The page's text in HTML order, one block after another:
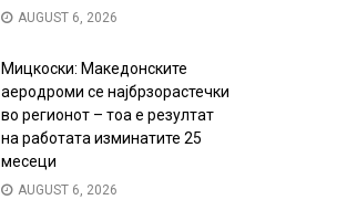
AUGUST 6, 2026
Мицкоски: Македонските
аеродроми се најбрзорастечки
во регионот – тоа е резултат
на работата изминатите 25
месеци
AUGUST 6, 2026